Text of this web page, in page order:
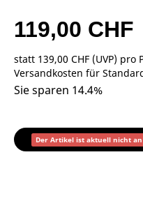
119,00 CHF
statt 139,00 CHF (UVP) pro
Versandkosten für
Sie sparen 14.4%
Der Artikel ist aktuell nicht